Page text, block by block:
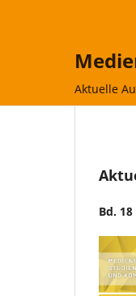
Aktuelle
Bd.